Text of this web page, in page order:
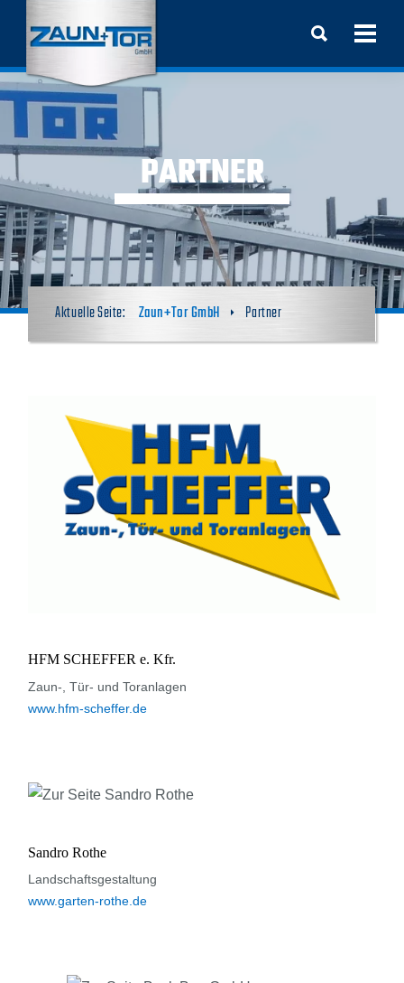
PARTNER
Zaun+Tor GmbH Partner
HFM SCHEFFER e. Kfr.
Zaun-, Tür- und Toranlagen
www.hfm-scheffer.de
Sandro Rothe
Landschaftsgestaltung
www.garten-rothe.de